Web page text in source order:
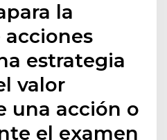
la
acciones
estrategia
valor
una acción o
el examen